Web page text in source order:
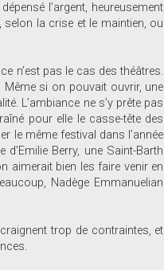
l’argent, heureusement
selon la crise et le maintien, ou
n’est pas le cas des théâtres.
Même si on pouvait ouvrir, une
L’ambiance ne s’y prête pas
pour elle le casse-tête des
le même festival dans l’année
Berry, une Saint-Barth
aimerait bien les faire venir en
Nadège Emmanuelian
trop de contraintes, et